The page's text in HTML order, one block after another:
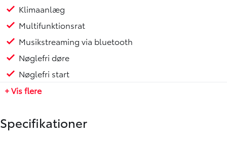
Klimaanlæg
Multifunktionsrat
Musikstreaming via bluetooth
Nøglefri døre
Nøglefri start
+ Vis flere
Specifikationer